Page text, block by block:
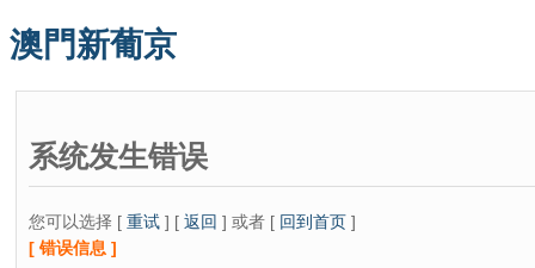
澳門新葡京
系统发生错误
您可以选择 [ 重试 ] [ 返回 ] 或者 [ 回到首页 ]
[ 错误信息 ]